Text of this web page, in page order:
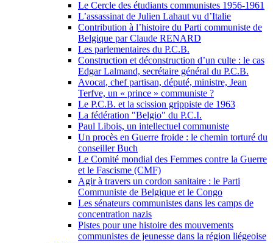
Le Cercle des étudiants communistes 1956-1961
L’assassinat de Julien Lahaut vu d’Italie
Contribution à l’histoire du Parti communiste de
Belgique par Claude RENARD
Les parlementaires du P.C.B.
Construction et déconstruction d’un culte : le cas
Edgar Lalmand, secrétaire général du P.C.B.
Avocat, chef partisan, député, ministre, Jean
Terfve, un « prince » communiste ?
Le P.C.B. et la scission grippiste de 1963
La fédération "Belgio" du P.C.I.
Paul Libois, un intellectuel communiste
Un procès en Guerre froide : le chemin torturé du
conseiller Buch
Le Comité mondial des Femmes contre la Guerre
et le Fascisme (CMF)
Agir à travers un cordon sanitaire : le Parti
Communiste de Belgique et le Congo
Les sénateurs communistes dans les camps de
concentration nazis
Pistes pour une histoire des mouvements
communistes de jeunesse dans la région liégeoise